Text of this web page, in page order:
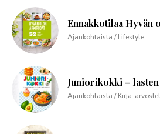
Ennakkotilaa
Ajankohtaista / Lifestyle
Juniorikokki –
Ajankohtaista / Kirja-